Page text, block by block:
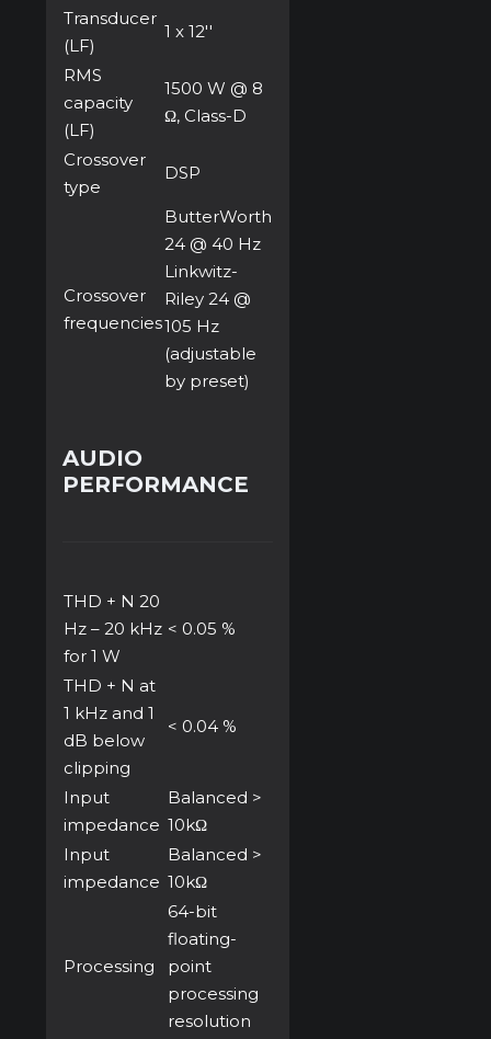
Transducer
(LF)
1 x 12''
RMS
capacity
(LF)
1500 W @ 8
Ω, Class-D
Crossover
type
DSP
Crossover
frequencies
ButterWorth
24 @ 40 Hz
Linkwitz-
Riley 24 @
105 Hz
(adjustable
by preset)
AUDIO
PERFORMANCE
THD + N 20
Hz – 20 kHz
for 1 W
< 0.05 %
THD + N at
1 kHz and 1
dB below
clipping
< 0.04 %
Input
impedance
Balanced >
10kΩ
Input
impedance
Balanced >
10kΩ
Processing
64-bit
floating-
point
processing
resolution